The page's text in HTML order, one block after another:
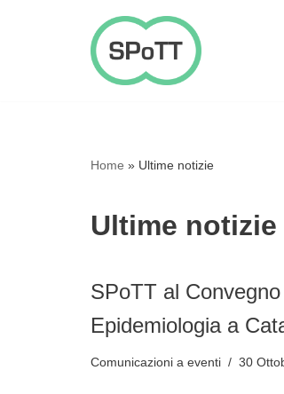
Home » Ultime notizie
Ultime notizie
SPoTT al
Epidemiologia a
Comunicazioni a eventi 30